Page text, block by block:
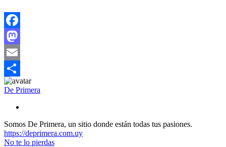
Facebook
Mastodon
Email
Compartir
De Primera
Somos De Primera, un sitio donde están todas tus pasiones.
https://deprimera.com.uy
No te lo pierdas